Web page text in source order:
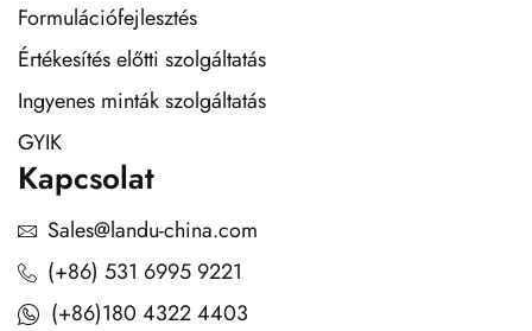
Formulációfejlesztés
Értékesítés előtti szolgáltatás
Ingyenes minták szolgáltatás
GYIK
Kapcsolat
Sales@landu-china.com
(+86) 531 6995 9221
(+86)180 4322 4403